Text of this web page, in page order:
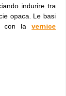
indurire tra
opaca. Le basi
con la vernice